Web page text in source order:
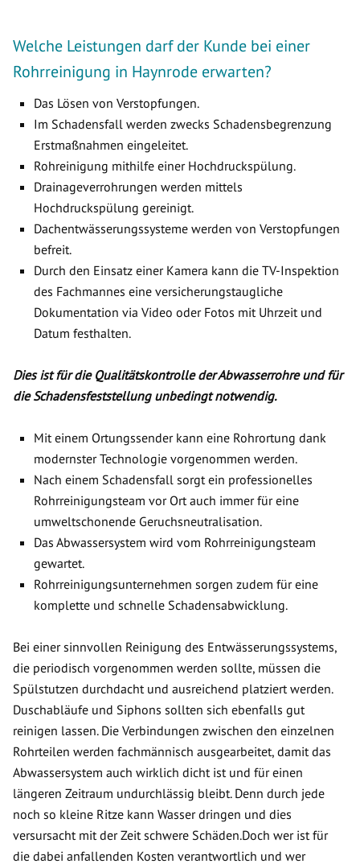
Welche Leistungen darf der Kunde bei einer
Rohrreinigung in Haynrode erwarten?
Das Lösen von Verstopfungen.
Im Schadensfall werden zwecks Schadensbegrenzung
Erstmaßnahmen eingeleitet.
Rohreinigung mithilfe einer Hochdruckspülung.
Drainageverrohrungen werden mittels
Hochdruckspülung gereinigt.
Dachentwässerungssysteme werden von Verstopfungen
befreit.
Durch den Einsatz einer Kamera kann die TV-Inspektion
des Fachmannes eine versicherungstaugliche
Dokumentation via Video oder Fotos mit Uhrzeit und
Datum festhalten.
Dies ist für die Qualitätskontrolle der Abwasserrohre und für
die Schadensfeststellung unbedingt notwendig.
Mit einem Ortungssender kann eine Rohrortung dank
modernster Technologie vorgenommen werden.
Nach einem Schadensfall sorgt ein professionelles
Rohrreinigungsteam vor Ort auch immer für eine
umweltschonende Geruchsneutralisation.
Das Abwassersystem wird vom Rohrreinigungsteam
gewartet.
Rohrreinigungsunternehmen sorgen zudem für eine
komplette und schnelle Schadensabwicklung.
Bei einer sinnvollen Reinigung des Entwässerungssystems,
die periodisch vorgenommen werden sollte, müssen die
Spülstutzen durchdacht und ausreichend platziert werden.
Duschabläufe und Siphons sollten sich ebenfalls gut
reinigen lassen. Die Verbindungen zwischen den einzelnen
Rohrteilen werden fachmännisch ausgearbeitet, damit das
Abwassersystem auch wirklich dicht ist und für einen
längeren Zeitraum undurchlässig bleibt. Denn durch jede
noch so kleine Ritze kann Wasser dringen und dies
versursacht mit der Zeit schwere Schäden.Doch wer ist für
die dabei anfallenden Kosten verantwortlich und wer